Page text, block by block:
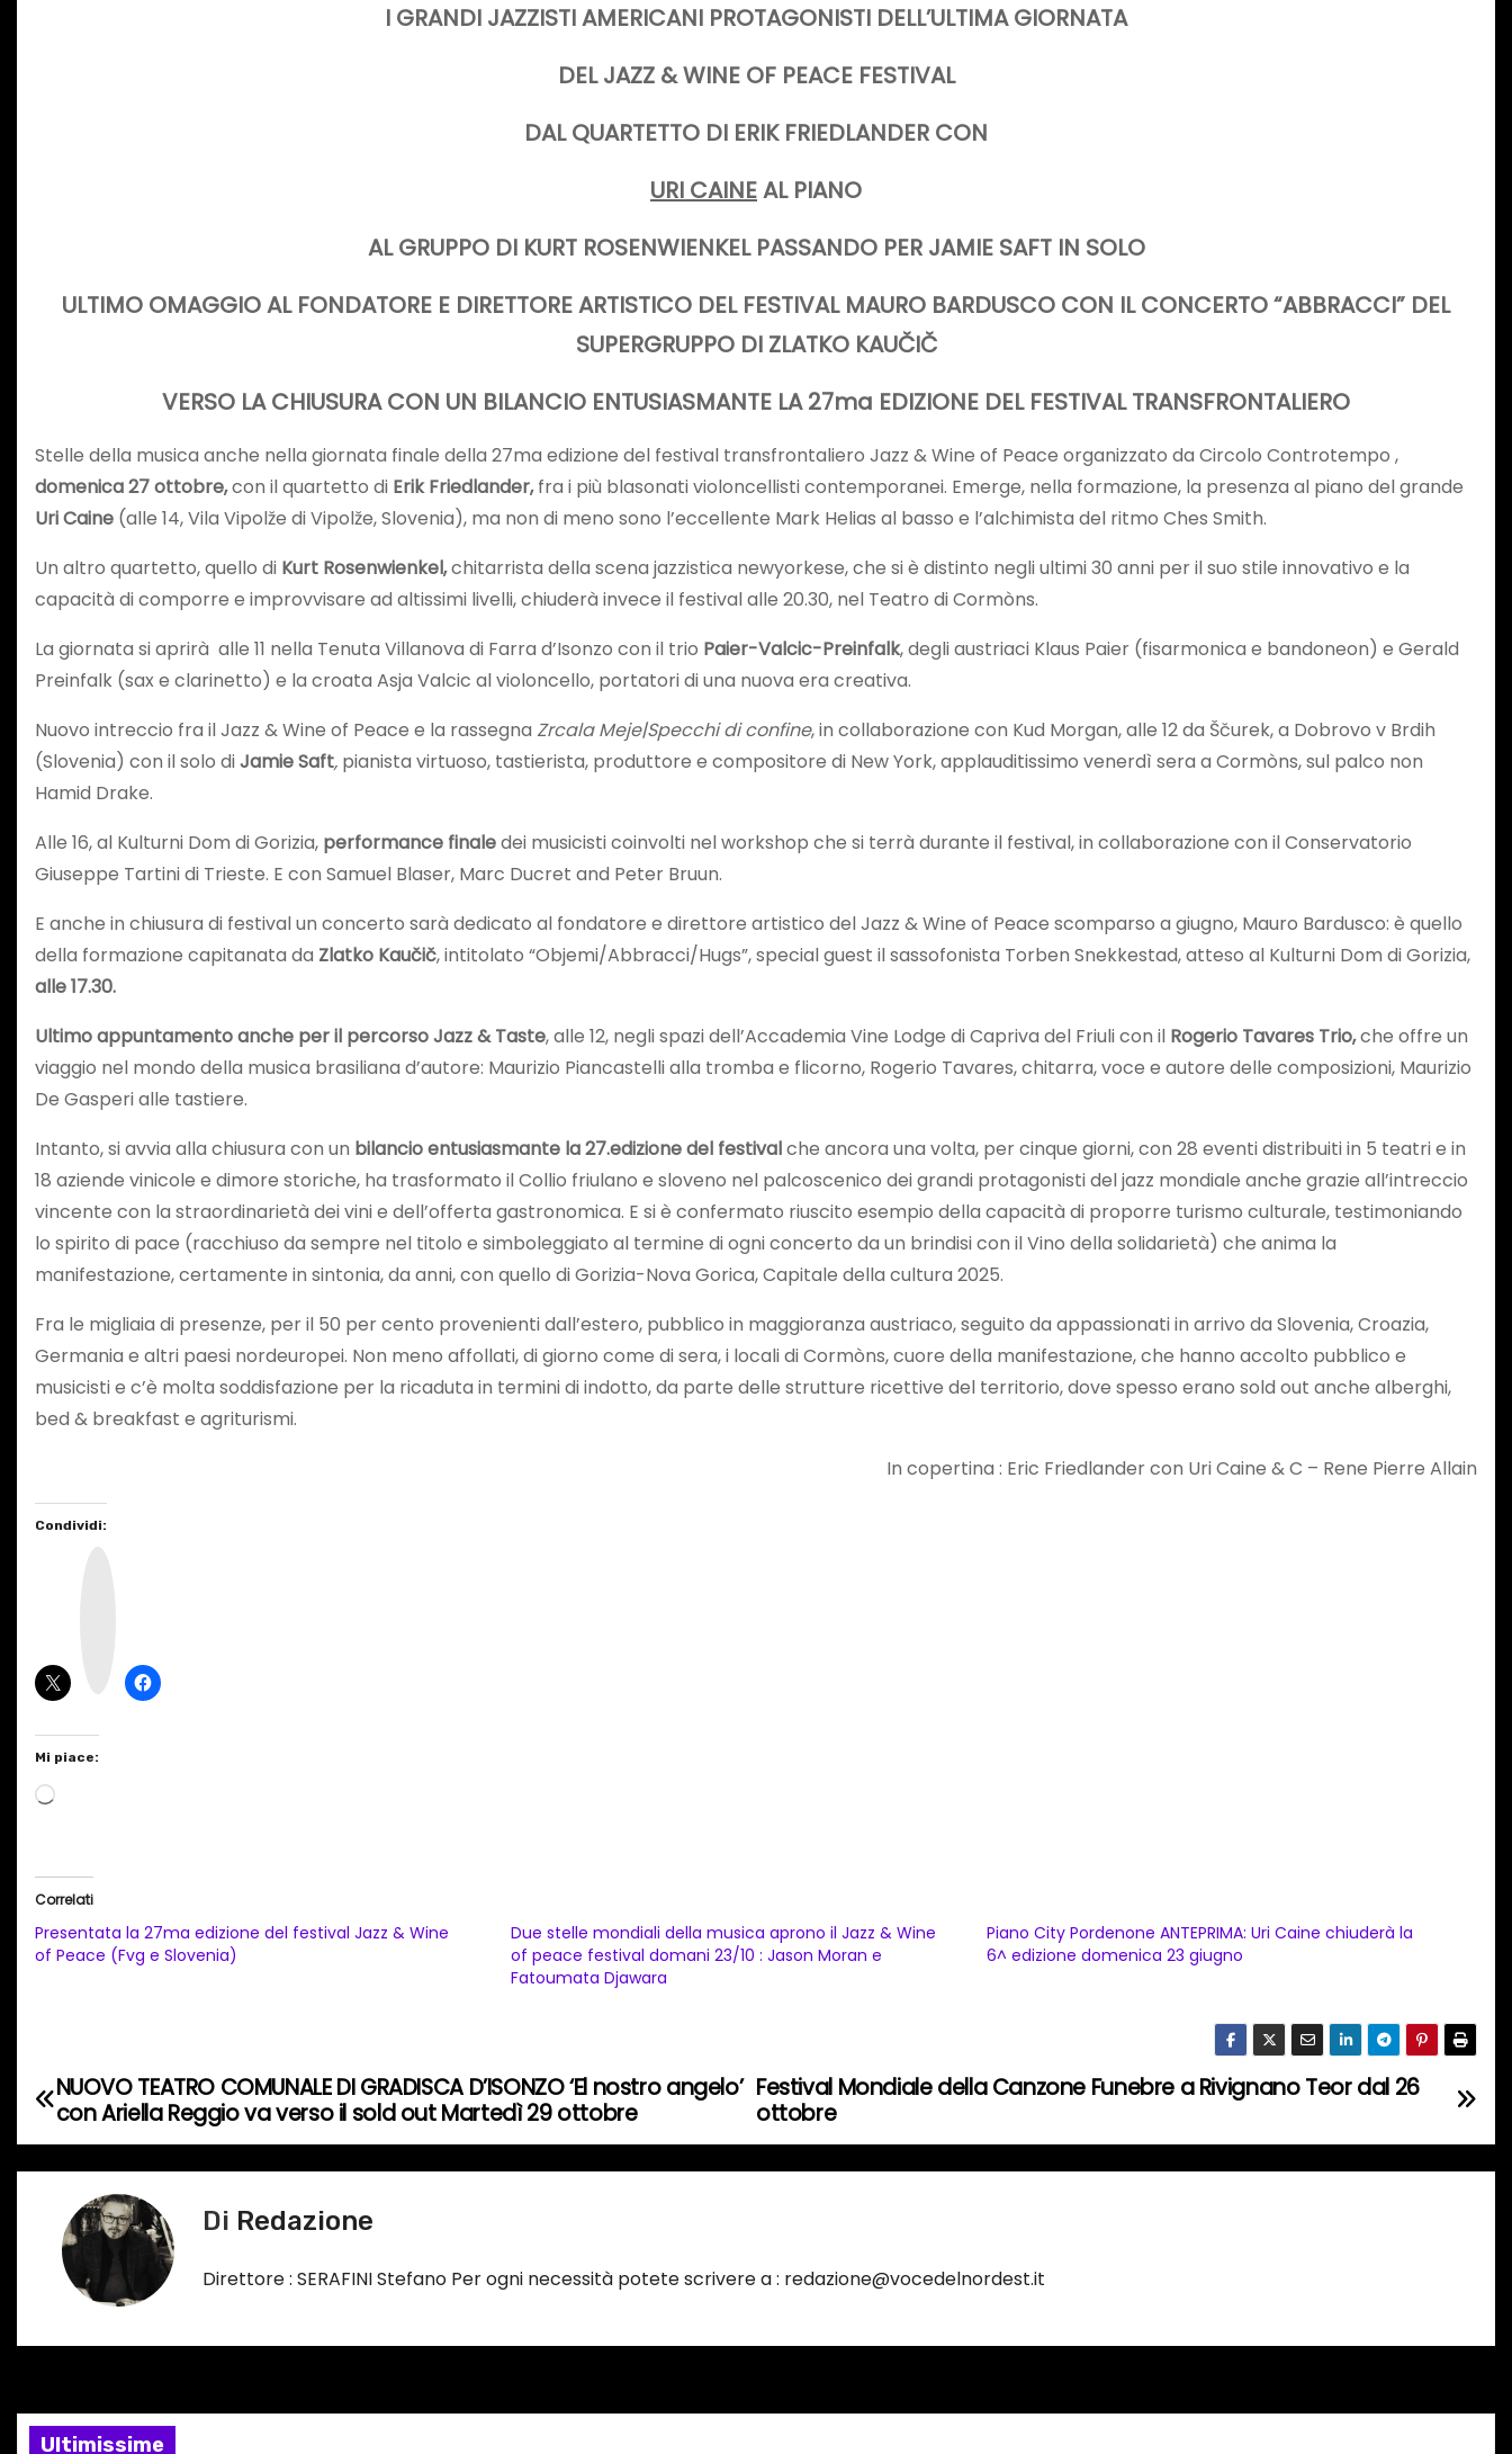
I GRANDI JAZZISTI AMERICANI PROTAGONISTI DELL’ULTIMA GIORNATA
DEL JAZZ & WINE OF PEACE FESTIVAL
DAL QUARTETTO DI ERIK FRIEDLANDER CON
URI CAINEAL PIANO
AL GRUPPO DI KURT ROSENWIENKEL PASSANDO PER JAMIE SAFT IN SOLO
ULTIMO OMAGGIO AL FONDATORE E DIRETTORE ARTISTICO DEL FESTIVAL MAURO BARDUSCO CON IL CONCERTO “ABBRACCI” DEL
SUPERGRUPPO DI ZLATKO KAUČIČ
VERSO LA CHIUSURA CON UN BILANCIO ENTUSIASMANTE LA 27ma EDIZIONE DEL FESTIVAL TRANSFRONTALIERO
Stelle della musica anche nella giornata finale della 27ma edizione del festival transfrontaliero Jazz & Wine of Peace organizzato da Circolo Controtempo ,
domenica 27 ottobre,con il quartetto di Erik Friedlander,fra i più blasonati violoncellisti contemporanei. Emerge, nella formazione, la presenza al piano del grande
Uri Caine (alle 14, Vila Vipolže di Vipolže, Slovenia), ma non di meno sono l’eccellente Mark Helias al basso e l’alchimista del ritmo Ches Smith.
Un altro quartetto, quello di Kurt Rosenwienkel,chitarrista della scena jazzistica newyorkese, che si è distinto negli ultimi 30 anni per il suo stile innovativo e la
capacità di comporre e improvvisare ad altissimi livelli, chiuderà invece il festival alle 20.30, nel Teatro di Cormòns.
La giornata si aprirà alle 11 nella Tenuta Villanova di Farra d’Isonzo con il trio Paier-Valcic-Preinfalk, degli austriaci Klaus Paier (fisarmonica e bandoneon) e Gerald
Preinfalk (sax e clarinetto) e la croata Asja Valcic al violoncello, portatori di una nuova era creativa.
Nuovo intreccio fra il Jazz & Wine of Peace e la rassegna Zrcala Meje|Specchi di confine, in collaborazione con Kud Morgan, alle 12 da Ščurek, a Dobrovo v Brdih
(Slovenia) con il solo diJamie Saft, pianista virtuoso, tastierista, produttore e compositore di New York, applauditissimo venerdì sera a Cormòns, sul palco non
Hamid Drake.
Alle 16, al Kulturni Dom di Gorizia, performance finaledei musicisti coinvolti nel workshop che si terrà durante il festival, in collaborazione con il Conservatorio
Giuseppe Tartini di Trieste. E con Samuel Blaser, Marc Ducret and Peter Bruun.
E anche in chiusura di festival un concerto sarà dedicato al fondatore e direttore artistico del Jazz & Wine of Peace scomparso a giugno, Mauro Bardusco: è quello
della formazione capitanata da Zlatko Kaučič, intitolato “Objemi/Abbracci/Hugs”, special guest il sassofonista Torben Snekkestad, atteso al Kulturni Dom di Gorizia,
alle 17.30.
Ultimo appuntamento anche per il percorso Jazz & Taste, alle 12, negli spazi dell’Accademia Vine Lodge di Capriva del Friuli con il Rogerio Tavares Trio,che offre un
viaggio nel mondo della musica brasiliana d’autore: Maurizio Piancastelli alla tromba e flicorno, Rogerio Tavares, chitarra, voce e autore delle composizioni, Maurizio
De Gasperi alle tastiere.
Intanto, si avvia alla chiusura con un bilancio entusiasmante la 27.edizione del festivalche ancora una volta, per cinque giorni, con 28 eventi distribuiti in 5 teatri e in
18 aziende vinicole e dimore storiche, ha trasformato il Collio friulano e sloveno nel palcoscenico dei grandi protagonisti del jazz mondiale anche grazie all’intreccio
vincente con la straordinarietà dei vini e dell’offerta gastronomica. E si è confermato riuscito esempio della capacità di proporre turismo culturale, testimoniando
lo spirito di pace (racchiuso da sempre nel titolo e simboleggiato al termine di ogni concerto da un brindisi con il Vino della solidarietà) che anima la
manifestazione, certamente in sintonia, da anni, con quello di Gorizia-Nova Gorica, Capitale della cultura 2025.
Fra le migliaia di presenze, per il 50 per cento provenienti dall’estero, pubblico in maggioranza austriaco, seguito da appassionati in arrivo da Slovenia, Croazia,
Germania e altri paesi nordeuropei. Non meno affollati, di giorno come di sera, i locali di Cormòns, cuore della manifestazione, che hanno accolto pubblico e
musicisti e c’è molta soddisfazione per la ricaduta in termini di indotto, da parte delle strutture ricettive del territorio, dove spesso erano sold out anche alberghi,
bed & breakfast e agriturismi.
In copertina : Eric Friedlander con Uri Caine & C – Rene Pierre Allain
Condividi:
Mi piace:
C
a
t
o
i
n
o
Correlati
Presentata la 27ma edizione del festival Jazz & Wine
of Peace (Fvg e Slovenia)
Due stelle mondiali della musica aprono il Jazz & Wine
of peace festival domani 23/10 : Jason Moran e
Fatoumata Djawara
Piano City Pordenone ANTEPRIMA: Uri Caine chiuderà la
6^ edizione domenica 23 giugno
N
a
i
Festival Mondiale della Canzone Funebre a Rivignano Teor dal 26
ottobre
NUOVO TEATRO COMUNALE DI GRADISCA D’ISONZO ‘El nostro angelo’
con Ariella Reggio va verso il sold out Martedì 29 ottobre
Di Redazione
Direttore : SERAFINI Stefano Per ogni necessità potete scrivere a : redazione@vocedelnordest.it
Ultimissime